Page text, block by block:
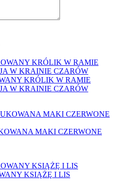
KRÓLIK W RAMIE
W KRAINIE CZARÓW
MAKI CZERWONE
KSIĄŻĘ I LIS